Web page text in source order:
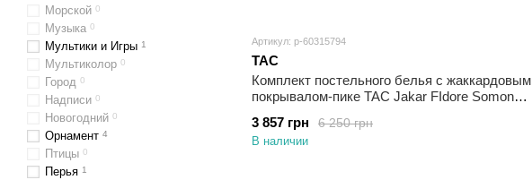
Артикул: p-60315794
TAC
Комплект постельного белья с жаккардовым
покрывалом-пике TAC Jakar FIdore Somon
6 250 грн
3 857 грн
В наличии
Морской 0
Музыка 0
Мультики и Игры 1
Мультиколор 0
Город 0
Надписи 0
Новогодний 0
Орнамент 4
Птицы 0
Перья 1